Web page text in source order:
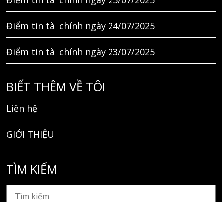
Điểm tin tài chính ngày 24/07/2025
Điểm tin tài chính ngày 23/07/2025
BIẾT THÊM VỀ TÔI
Liên hệ
GIỚI THIỆU
TÌM KIẾM